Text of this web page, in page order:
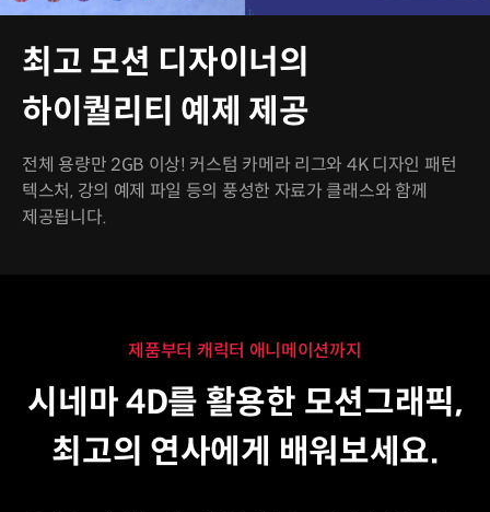
최고 모션 디자이너의
하이퀄리티 예제 제공
전체 용량만 2GB 이상! 커스텀 카메라 리그와 4K 디자인 패턴
텍스처, 강의 예제 파일 등의 풍성한 자료가 클래스와 함께
제공됩니다.
제품부터 캐릭터 애니메이션까지
시네마 4D를 활용한 모션그래픽,
최고의 연사에게 배워보세요.